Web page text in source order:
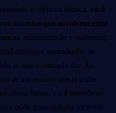
e, além da técnica, você
assuntos que envolvem gerir
administração e marketing,
continuar aprendendo, se
ao que o mercado diz. Às
de um assunto que já tenha
dessa forma, você entende as
e pode gerar insights incríveis